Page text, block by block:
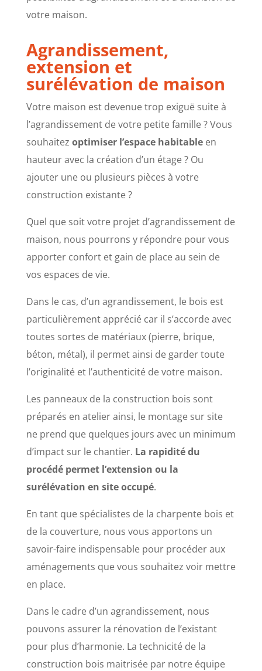
votre maison.
Agrandissement,
extension et
surélévation de maison
Votre maison est devenue trop exiguë suite à
l’agrandissement de votre petite famille ? Vous
souhaitez optimiser l’espace habitableen
hauteur avec la création d’un étage ? Ou
ajouter une ou plusieurs pièces à votre
construction existante ?
Quel que soit votre projet d’agrandissement de
maison, nous pourrons y répondre pour vous
apporter confort et gain de place au sein de
vos espaces de vie.
Dans le cas, d’un agrandissement, le bois est
particulièrement apprécié car il s’accorde avec
toutes sortes de matériaux (pierre, brique,
béton, métal), il permet ainsi de garder toute
l’originalité et l’authenticité de votre maison.
Les panneaux de la construction bois sont
préparés en atelier ainsi, le montage sur site
ne prend que quelques jours avec un minimum
d’impact sur le chantier. La rapidité du
procédé permet l’extension ou la
surélévation en site occupé.
En tant que spécialistes de la charpente bois et
de la couverture, nous vous apportons un
savoir-faire indispensable pour procéder aux
aménagements que vous souhaitez voir mettre
en place.
Dans le cadre d’un agrandissement, nous
pouvons assurer la rénovation de l’existant
pour plus d’harmonie. La technicité de la
construction bois maitrisée par notre équipe